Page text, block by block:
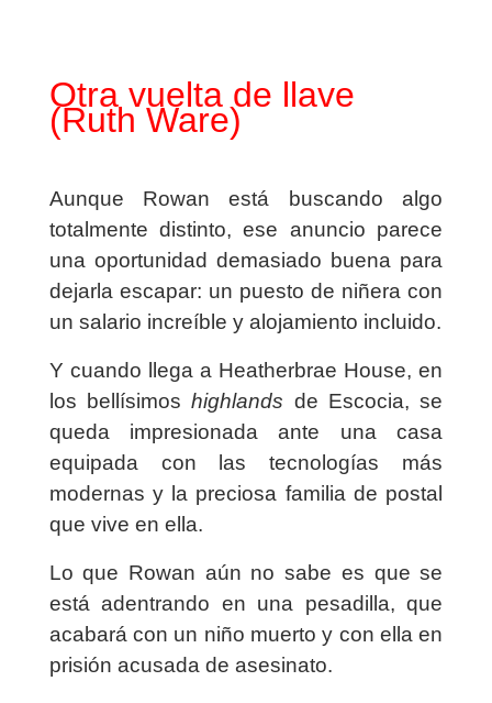
Otra vuelta de llave
(Ruth Ware)
Aunque Rowan está buscando algo
totalmente distinto, ese anuncio parece
una oportunidad demasiado buena para
dejarla escapar: un puesto de niñera con
un salario increíble y alojamiento incluido.
Y cuando llega a Heatherbrae House, en
los bellísimoshighlands de Escocia, se
queda impresionada ante una casa
equipada con las tecnologías más
modernas y la preciosa familia de postal
que vive en ella.
Lo que Rowan aún no sabe es que se
está adentrando en una pesadilla, que
acabará con un niño muerto y con ella en
prisión acusada de asesinato.